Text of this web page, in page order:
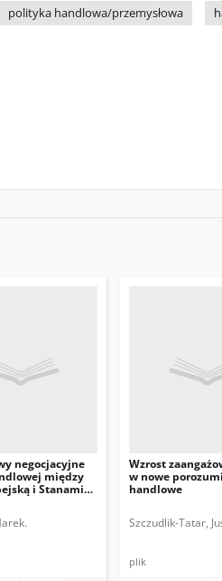
polityka handlowa/przemysłowa
negocjacyjne
między
i Stanami
Wzrost
w nowe
handlowe
Szczudlik-Tatar,
plik